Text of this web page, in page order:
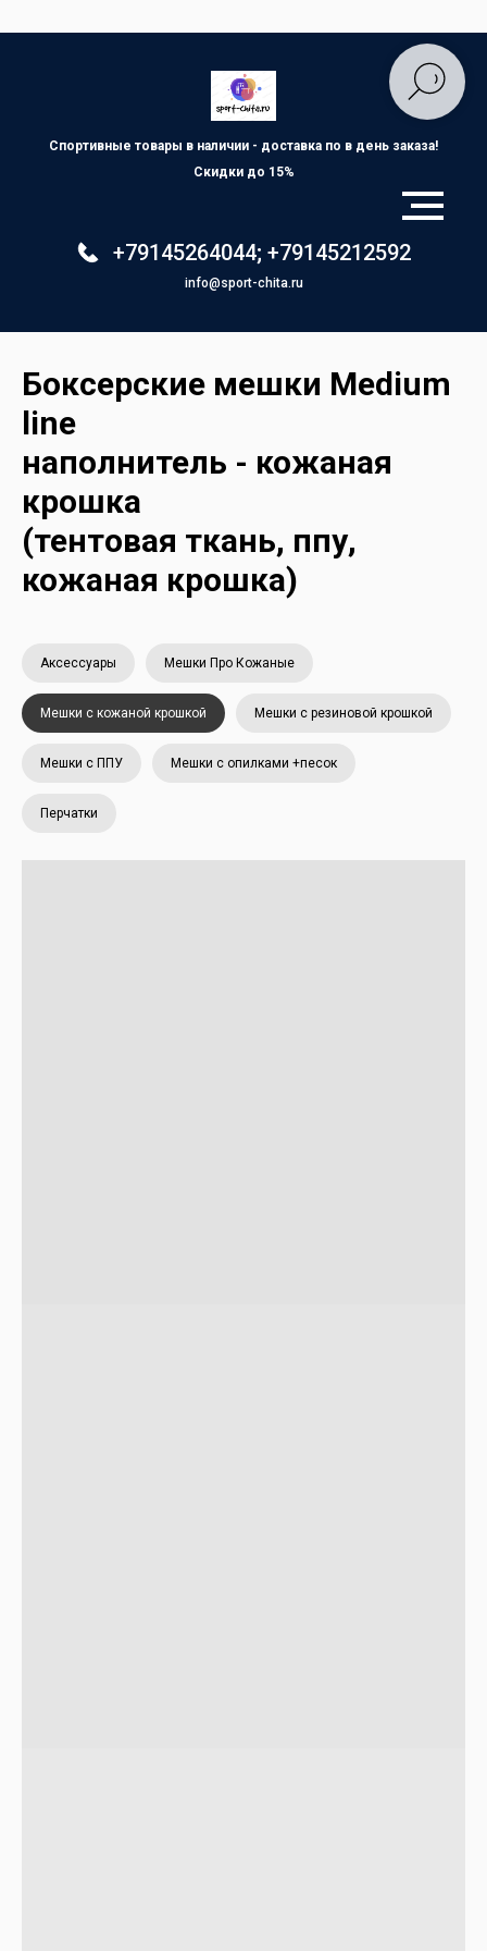
Спортивные товары в наличии - доставка по в день заказа!
Скидки до 15%
+79145264044; +79145212592
info@sport-chita.ru
Боксерские мешки Medium
line
наполнитель - кожаная
крошка
(тентовая ткань, ппу,
кожаная крошка)
Аксессуары Мешки Про Кожаные
Мешки с кожаной крошкой Мешки с резиновой крошкой
Мешки с ППУ Мешки с опилками +песок
Перчатки